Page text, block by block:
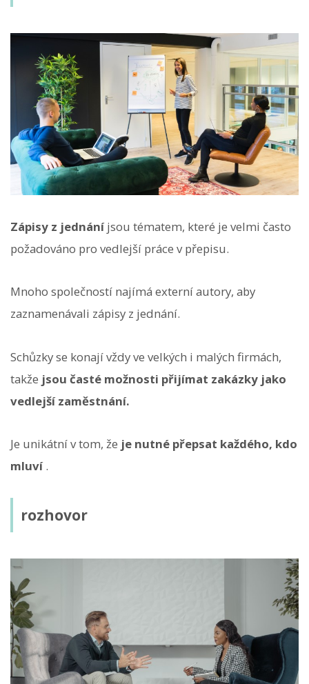
Zápisy z jednáníjsou tématem, které je velmi často
požadováno pro vedlejší práce v přepisu.
Mnoho společností najímá externí autory, aby
zaznamenávali zápisy z jednání.
Schůzky se konají vždy ve velkých i malých firmách,
takže jsou časté možnosti přijímat zakázky jako
vedlejší zaměstnání.
Je unikátní v tom, že je nutné přepsat každého, kdo
mluví.
rozhovor